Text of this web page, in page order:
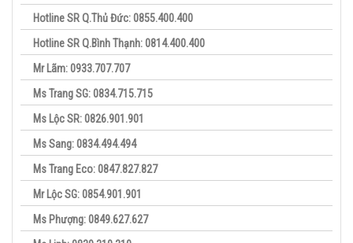
Hotline SR Q.Thủ Đức: 0855.400.400
Hotline SR Q.Bình Thạnh: 0814.400.400
Mr Lãm: 0933.707.707
Ms Trang SG: 0834.715.715
Ms Lộc SR: 0826.901.901
Ms Sang: 0834.494.494
Ms Trang Eco: 0847.827.827
Mr Lộc SG: 0854.901.901
Ms Phượng: 0849.627.627